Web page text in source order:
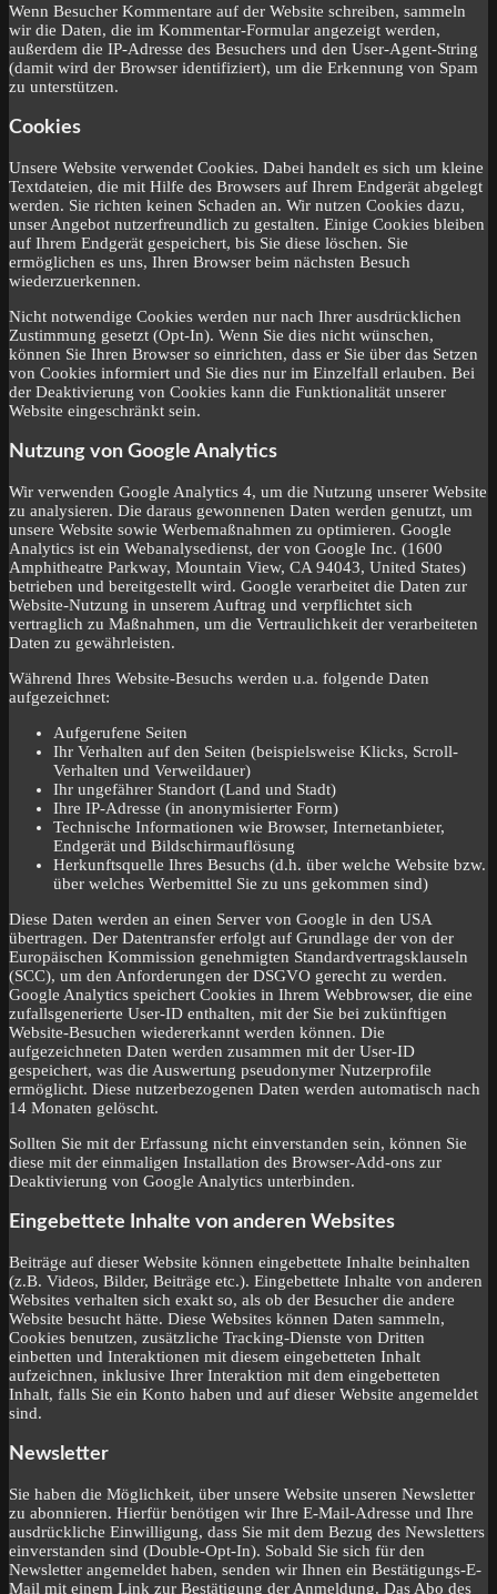
Wenn Besucher Kommentare auf der Website schreiben, sammeln
wir die Daten, die im Kommentar-Formular angezeigt werden,
außerdem die IP-Adresse des Besuchers und den User-Agent-String
(damit wird der Browser identifiziert), um die Erkennung von Spam
zu unterstützen.
Cookies
Unsere Website verwendet Cookies. Dabei handelt es sich um kleine
Textdateien, die mit Hilfe des Browsers auf Ihrem Endgerät abgelegt
werden. Sie richten keinen Schaden an. Wir nutzen Cookies dazu,
unser Angebot nutzerfreundlich zu gestalten. Einige Cookies bleiben
auf Ihrem Endgerät gespeichert, bis Sie diese löschen. Sie
ermöglichen es uns, Ihren Browser beim nächsten Besuch
wiederzuerkennen.
Nicht notwendige Cookies werden nur nach Ihrer ausdrücklichen
Zustimmung gesetzt (Opt-In). Wenn Sie dies nicht wünschen,
können Sie Ihren Browser so einrichten, dass er Sie über das Setzen
von Cookies informiert und Sie dies nur im Einzelfall erlauben. Bei
der Deaktivierung von Cookies kann die Funktionalität unserer
Website eingeschränkt sein.
Nutzung von Google Analytics
Wir verwenden Google Analytics 4, um die Nutzung unserer Website
zu analysieren. Die daraus gewonnenen Daten werden genutzt, um
unsere Website sowie Werbemaßnahmen zu optimieren. Google
Analytics ist ein Webanalysedienst, der von Google Inc. (1600
Amphitheatre Parkway, Mountain View, CA 94043, United States)
betrieben und bereitgestellt wird. Google verarbeitet die Daten zur
Website-Nutzung in unserem Auftrag und verpflichtet sich
vertraglich zu Maßnahmen, um die Vertraulichkeit der verarbeiteten
Daten zu gewährleisten.
Während Ihres Website-Besuchs werden u.a. folgende Daten
aufgezeichnet:
Aufgerufene Seiten
Ihr Verhalten auf den Seiten (beispielsweise Klicks, Scroll-
Verhalten und Verweildauer)
Ihr ungefährer Standort (Land und Stadt)
Ihre IP-Adresse (in anonymisierter Form)
Technische Informationen wie Browser, Internetanbieter,
Endgerät und Bildschirmauflösung
Herkunftsquelle Ihres Besuchs (d.h. über welche Website bzw.
über welches Werbemittel Sie zu uns gekommen sind)
Diese Daten werden an einen Server von Google in den USA
übertragen. Der Datentransfer erfolgt auf Grundlage der von der
Europäischen Kommission genehmigten Standardvertragsklauseln
(SCC), um den Anforderungen der DSGVO gerecht zu werden.
Google Analytics speichert Cookies in Ihrem Webbrowser, die eine
zufallsgenerierte User-ID enthalten, mit der Sie bei zukünftigen
Website-Besuchen wiedererkannt werden können. Die
aufgezeichneten Daten werden zusammen mit der User-ID
gespeichert, was die Auswertung pseudonymer Nutzerprofile
ermöglicht. Diese nutzerbezogenen Daten werden automatisch nach
14 Monaten gelöscht.
Sollten Sie mit der Erfassung nicht einverstanden sein, können Sie
diese mit der einmaligen Installation des Browser-Add-ons zur
Deaktivierung von Google Analytics unterbinden.
Eingebettete Inhalte von anderen Websites
Beiträge auf dieser Website können eingebettete Inhalte beinhalten
(z.B. Videos, Bilder, Beiträge etc.). Eingebettete Inhalte von anderen
Websites verhalten sich exakt so, als ob der Besucher die andere
Website besucht hätte. Diese Websites können Daten sammeln,
Cookies benutzen, zusätzliche Tracking-Dienste von Dritten
einbetten und Interaktionen mit diesem eingebetteten Inhalt
aufzeichnen, inklusive Ihrer Interaktion mit dem eingebetteten
Inhalt, falls Sie ein Konto haben und auf dieser Website angemeldet
sind.
Newsletter
Sie haben die Möglichkeit, über unsere Website unseren Newsletter
zu abonnieren. Hierfür benötigen wir Ihre E-Mail-Adresse und Ihre
ausdrückliche Einwilligung, dass Sie mit dem Bezug des Newsletters
einverstanden sind (Double-Opt-In). Sobald Sie sich für den
Newsletter angemeldet haben, senden wir Ihnen ein Bestätigungs-E-
Mail mit einem Link zur Bestätigung der Anmeldung. Das Abo des